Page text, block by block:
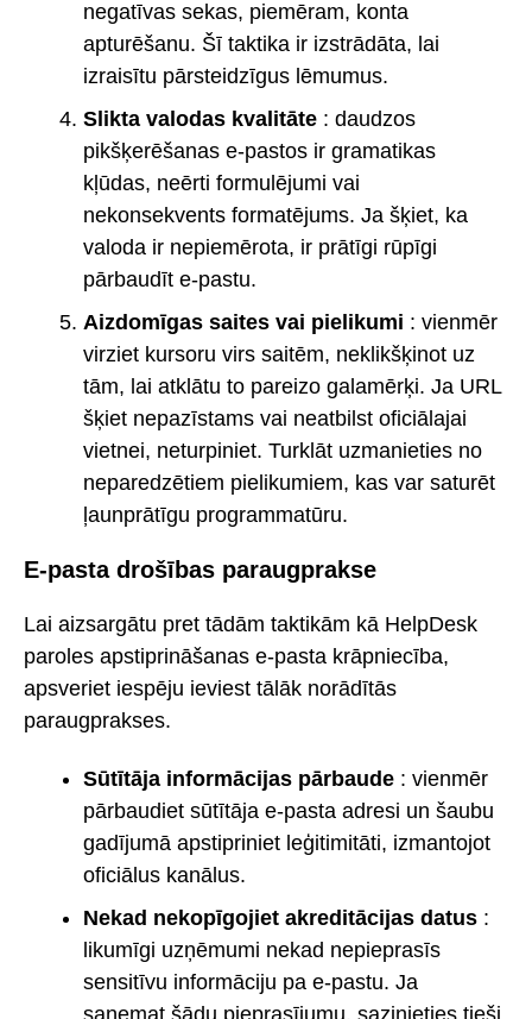
negatīvas sekas, piemēram, konta
apturēšanu. Šī taktika ir izstrādāta, lai
izraisītu pārsteidzīgus lēmumus.
Slikta valodas kvalitāte : daudzos
pikšķerēšanas e-pastos ir gramatikas
kļūdas, neērti formulējumi vai
nekonsekvents formatējums. Ja šķiet, ka
valoda ir nepiemērota, ir prātīgi rūpīgi
pārbaudīt e-pastu.
Aizdomīgas saites vai pielikumi : vienmēr
virziet kursoru virs saitēm, neklikšķinot uz
tām, lai atklātu to pareizo galamērķi. Ja URL
šķiet nepazīstams vai neatbilst oficiālajai
vietnei, neturpiniet. Turklāt uzmanieties no
neparedzētiem pielikumiem, kas var saturēt
ļaunprātīgu programmatūru.
E-pasta drošības paraugprakse
Lai aizsargātu pret tādām taktikām kā HelpDesk
paroles apstiprināšanas e-pasta krāpniecība,
apsveriet iespēju ieviest tālāk norādītās
paraugprakses.
Sūtītāja informācijas pārbaude : vienmēr
pārbaudiet sūtītāja e-pasta adresi un šaubu
gadījumā apstipriniet leģitimitāti, izmantojot
oficiālus kanālus.
Nekad nekopīgojiet akreditācijas datus :
likumīgi uzņēmumi nekad nepieprasīs
sensitīvu informāciju pa e-pastu. Ja
saņemat šādu pieprasījumu, sazinieties tieši